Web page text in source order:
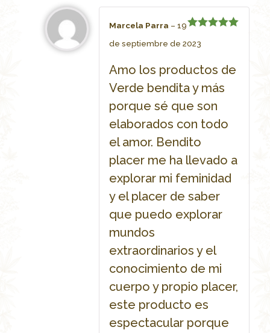
out of 5
Marcela Parra – 19
de septiembre de 2023
Amo los productos de
Verde bendita y más
porque sé que son
elaborados con todo
el amor. Bendito
placer me ha llevado a
explorar mi feminidad
y el placer de saber
que puedo explorar
mundos
extraordinarios y el
conocimiento de mi
cuerpo y propio placer,
este producto es
espectacular porque